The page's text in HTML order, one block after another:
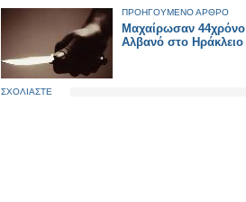
ΠΡΟΗΓΟΥΜΕΝΟ ΑΡΘΡΟ
Μαχαίρωσαν 44χρόνο
Αλβανό στο Ηράκλειο
ΣΧΟΛΙΑΣΤΕ